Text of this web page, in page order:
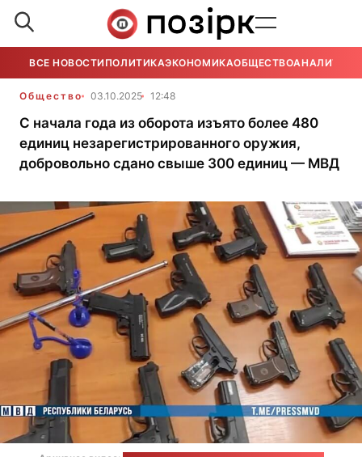
ВСЕ НОВОСТИ ПОЛИТИКАЭКОНОМИКАОБЩЕСТВОАНАЛИТИКА
Общество 03.10.2025 12:48
С начала года из оборота изъято более 480
единиц незарегистрированного оружия,
добровольно сдано свыше 300 единиц — МВД